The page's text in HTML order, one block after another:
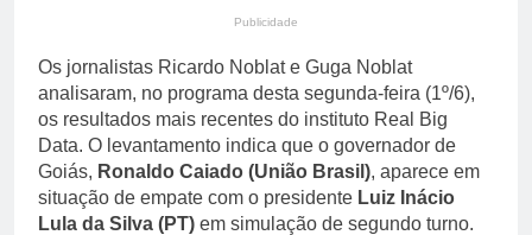
Publicidade
Os jornalistas Ricardo Noblat e Guga Noblat
analisaram, no programa desta segunda-feira (1º/6),
os resultados mais recentes do instituto Real Big
Data. O levantamento indica que o governador de
Goiás, Ronaldo Caiado (União Brasil), aparece em
situação de empate com o presidente Luiz Inácio
Lula da Silva (PT) em simulação de segundo turno.